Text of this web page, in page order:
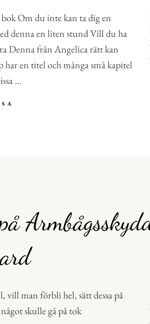
Om du inte kan ta dig en
denna en liten stund Vill du ha
Denna från Angelica rätt kan
en titel och många små kapitel
…
vill man förbli hel, sätt dessa på
skulle gå på tok